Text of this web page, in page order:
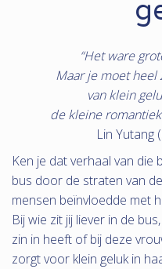
“Het ware
Maar je moet heel
van klein
de kleine
Lin Yutang
Ken je dat verhaal van
bus door de straten van
mensen beïnvloedde met
Bij wie zit jij liever in de
zin in heeft of bij deze
zorgt voor klein geluk in